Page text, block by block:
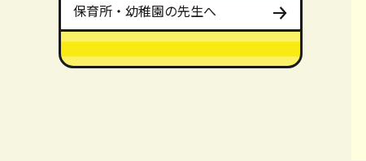
保育所・幼稚園の先生へ
メインメニューここまで。